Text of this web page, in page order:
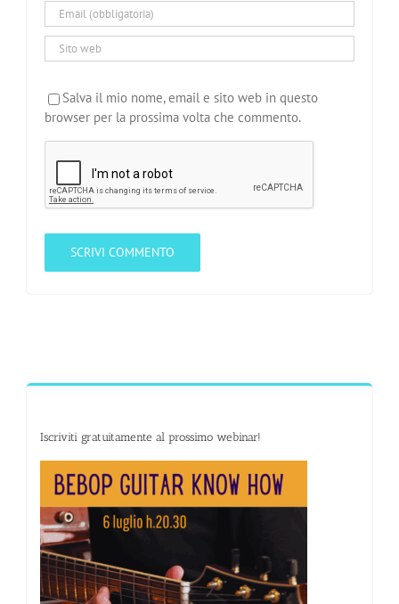
Salva il mio nome, email e sito web in questo
browser per la prossima volta che commento.
Iscriviti gratuitamente al prossimo webinar!